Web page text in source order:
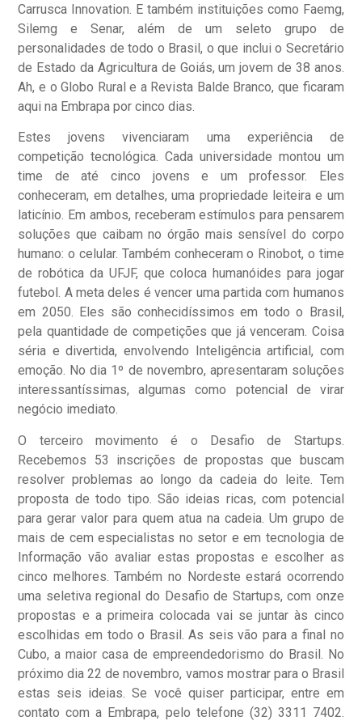
Carrusca Innovation. E também instituições como Faemg,
Silemg e Senar, além de um seleto grupo de
personalidades de todo o Brasil, o que inclui o Secretário
de Estado da Agricultura de Goiás, um jovem de 38 anos.
Ah, e o Globo Rural e a Revista Balde Branco, que ficaram
aqui na Embrapa por cinco dias.
Estes jovens vivenciaram uma experiência de
competição tecnológica. Cada universidade montou um
time de até cinco jovens e um professor. Eles
conheceram, em detalhes, uma propriedade leiteira e um
laticínio. Em ambos, receberam estímulos para pensarem
soluções que caibam no órgão mais sensível do corpo
humano: o celular. Também conheceram o Rinobot, o time
de robótica da UFJF, que coloca humanóides para jogar
futebol. A meta deles é vencer uma partida com humanos
em 2050. Eles são conhecidíssimos em todo o Brasil,
pela quantidade de competições que já venceram. Coisa
séria e divertida, envolvendo Inteligência artificial, com
emoção. No dia 1º de novembro, apresentaram soluções
interessantíssimas, algumas como potencial de virar
negócio imediato.
O terceiro movimento é o Desafio de Startups.
Recebemos 53 inscrições de propostas que buscam
resolver problemas ao longo da cadeia do leite. Tem
proposta de todo tipo. São ideias ricas, com potencial
para gerar valor para quem atua na cadeia. Um grupo de
mais de cem especialistas no setor e em tecnologia de
Informação vão avaliar estas propostas e escolher as
cinco melhores. Também no Nordeste estará ocorrendo
uma seletiva regional do Desafio de Startups, com onze
propostas e a primeira colocada vai se juntar às cinco
escolhidas em todo o Brasil. As seis vão para a final no
Cubo, a maior casa de empreendedorismo do Brasil. No
próximo dia 22 de novembro, vamos mostrar para o Brasil
estas seis ideias. Se você quiser participar, entre em
contato com a Embrapa, pelo telefone (32) 3311 7402.